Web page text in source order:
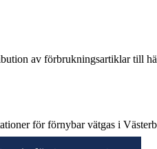
av förbrukningsartiklar till
för förnybar vätgas i